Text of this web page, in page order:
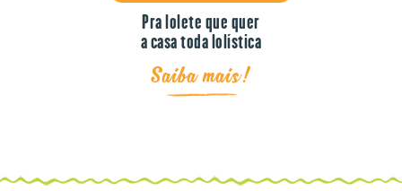
Pra lolete que quer
a casa toda lolística
Saiba mais!